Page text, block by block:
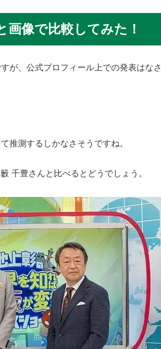
画像で比較してみた！
が、公式プロフィール上での発表はなさ
推測するしかなさそうですね。
千豊さんと比べるとどうでしょう。